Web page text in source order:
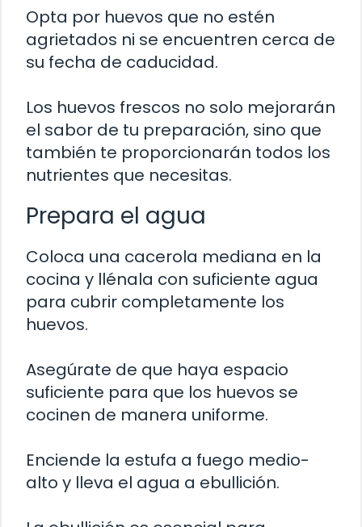
Opta por huevos que no estén
agrietados ni se encuentren cerca de
su fecha de caducidad.
Los huevos frescos no solo mejorarán
el sabor de tu preparación, sino que
también te proporcionarán todos los
nutrientes que necesitas.
Prepara el agua
Coloca una cacerola mediana en la
cocina y llénala con suficiente agua
para cubrir completamente los
huevos.
Asegúrate de que haya espacio
suficiente para que los huevos se
cocinen de manera uniforme.
Enciende la estufa a fuego medio-
alto y lleva el agua a ebullición.